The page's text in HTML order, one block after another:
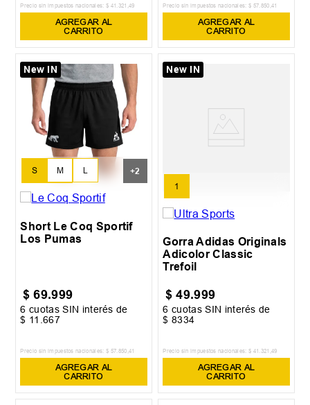
Precio sin impuestos nacionales: $ 41 .321 ,49
AGREGAR AL
CARRITO
Precio sin impuestos nacionales: $ 57.850 ,41
AGREGAR AL
CARRITO
New IN
S M L
XL XXL
+2
Short Le Coq Sportif
Los Pumas
$ 69.999
6 cuotas SIN interés de
$ 11 .667
Precio sin impuestos nacionales: $ 57.850 ,41
AGREGAR AL
CARRITO
New IN
1
Gorra Adidas Originals
Adicolor Classic
Trefoil
$ 49.999
6 cuotas SIN interés de
$ 8334
Precio sin impuestos nacionales: $ 41 .321 ,49
AGREGAR AL
CARRITO